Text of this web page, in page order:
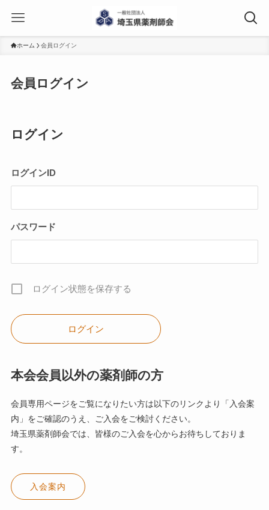
ホーム 会員ログイン
会員ログイン
ログイン
ログインID
パスワード
ログイン状態を保存する
本会会員以外の薬剤師の方
会員専用ページをご覧になりたい方は以下のリンクより「入会案
内」をご確認のうえ、ご入会をご検討ください。
埼玉県薬剤師会では、皆様のご入会を心からお待ちしておりま
す。
入会案内